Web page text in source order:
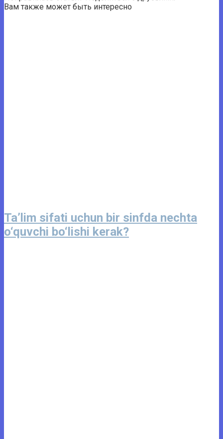
Вам также может быть интересно
Ta’lim sifati uchun bir sinfda nechta
o‘quvchi bo‘lishi kerak?